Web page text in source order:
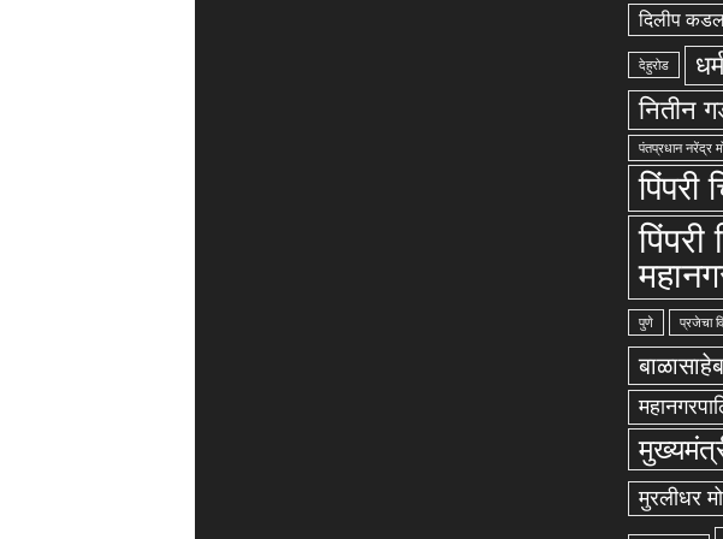
दिलीप
देहुरोड
नितीन
पंतप्रधान नरेंद्र
पिंपरी
पुणे प्रजेचा
मुरलीधर